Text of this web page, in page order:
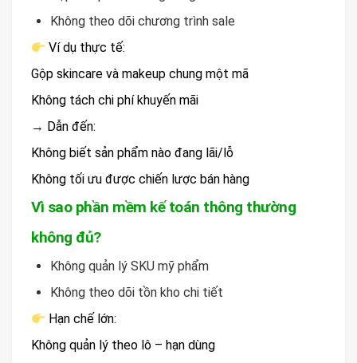
Không theo dõi chương trình sale
Ví dụ thực tế:
Gộp skincare và makeup chung một mã
Không tách chi phí khuyến mãi
→ Dẫn đến:
Không biết sản phẩm nào đang lãi/lỗ
Không tối ưu được chiến lược bán hàng
Vì sao phần mềm kế toán thông thường
không đủ?
Không quản lý SKU mỹ phẩm
Không theo dõi tồn kho chi tiết
Hạn chế lớn:
Không quản lý theo lô – hạn dùng